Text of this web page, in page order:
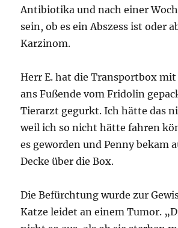
Antibiotika und nach einer
sein, ob es ein Abszess ist oder
Karzinom.
Herr E. hat die Transportbox
ans Fußende vom Fridolin
Tierarzt gegurkt. Ich hätte das
weil ich so nicht hätte fahren
es geworden und Penny bekam
Decke über die Box.
Die Befürchtung wurde zur
Katze leidet an einem Tumor.